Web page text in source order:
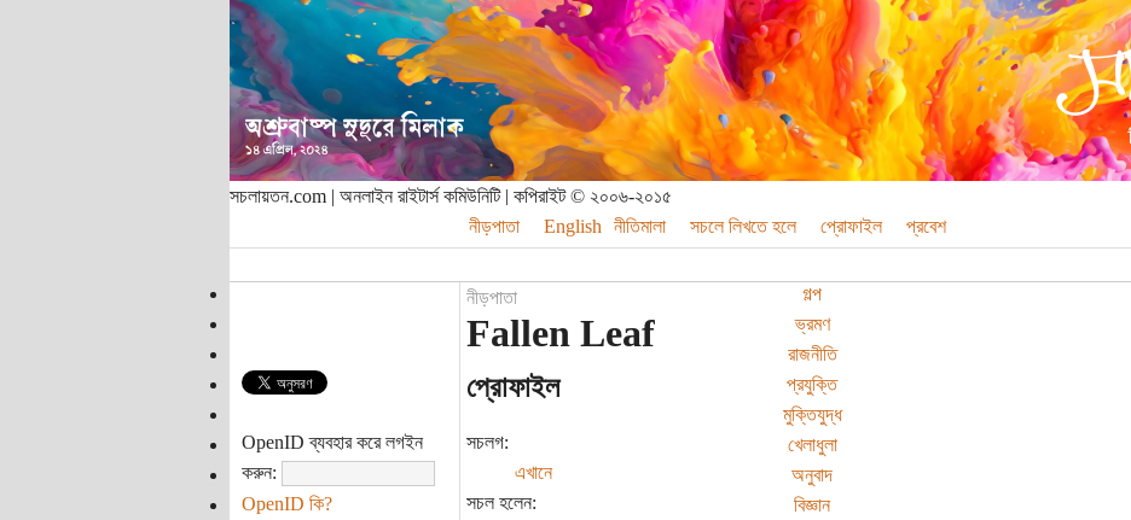
সচলায়তন.com | অনলাইন রাইটার্স কমিউনিটি | কপিরাইট © ২০০৬-২০১৫
নীড়পাতা
English নীতিমালা সচলে লিখতে হলে প্রোফাইল প্রবেশ
গল্প
ভ্রমণ
রাজনীতি
প্রযুক্তি
মুক্তিযুদ্ধ
খেলাধুলা
অনুবাদ
বিজ্ঞান
OpenID ব্যবহার করে লগইন
করুন:
OpenID কি?
নীড়পাতা
Fallen Leaf
প্রোফাইল
সচলগ:
এখানে
সচল হলেন: